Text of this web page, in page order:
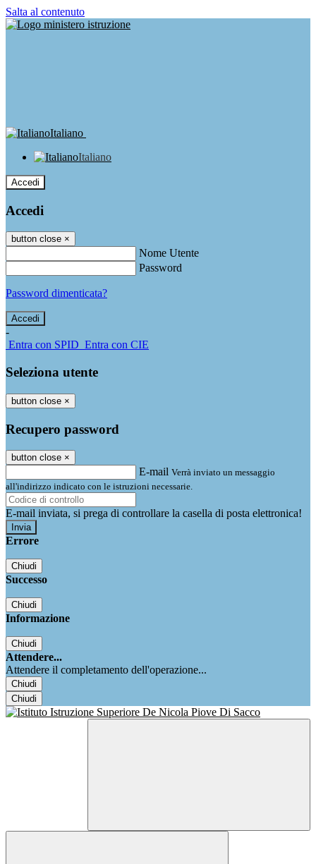
Salta al contenuto
Italiano
Italiano
Accedi
Accedi
button close ×
Nome Utente
Password
Password dimenticata?
-
Entra con SPID Entra con CIE
Seleziona utente
button close ×
Recupero password
button close ×
E-mail Verrà inviato un messaggio
all'indirizzo indicato con le istruzioni necessarie.
E-mail inviata, si prega di controllare la casella di posta elettronica!
Errore
Chiudi
Successo
Chiudi
Informazione
Chiudi
Attendere...
Attendere il completamento dell'operazione...
Chiudi
Chiudi